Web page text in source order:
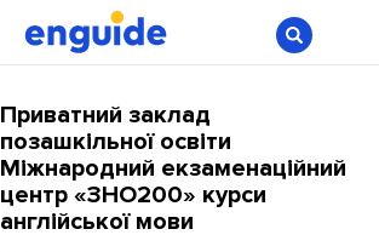
Приватний заклад
позашкільної освіти
Міжнародний екзаменаційний
центр «ЗНО200» курси
англійської мови